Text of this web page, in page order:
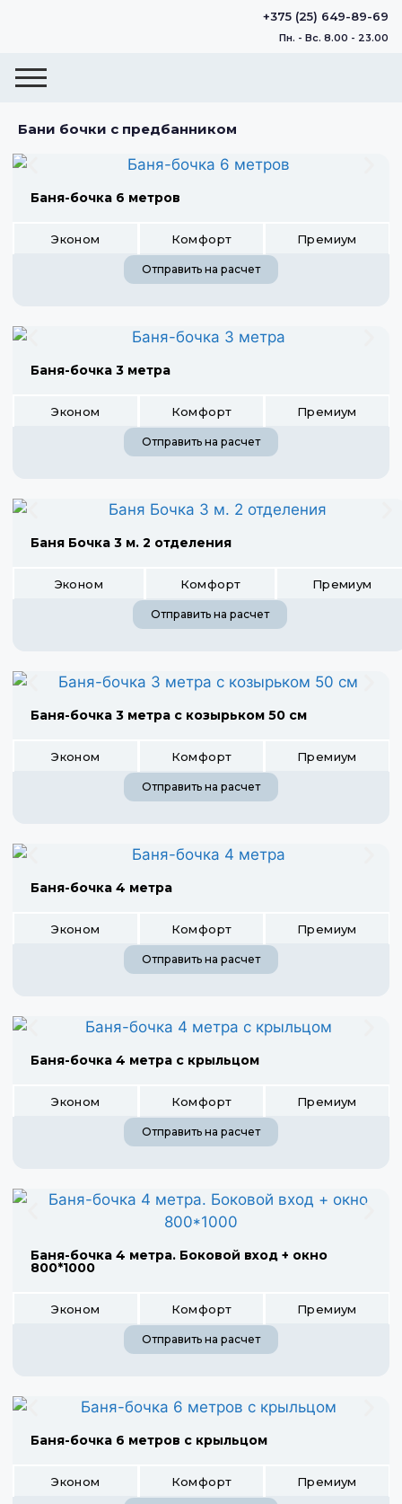
+375 (25) 649-89-69
Пн. - Вс. 8.00 - 23.00
Бани бочки с предбанником
Баня-бочка 6 метров
Эконом Комфорт Премиум
Отправить на расчет
Баня-бочка 3 метра
Эконом Комфорт Премиум
Отправить на расчет
Баня Бочка 3 м. 2 отделения
Эконом Комфорт Премиум
Отправить на расчет
Баня-бочка 3 метра с козырьком 50 см
Эконом Комфорт Премиум
Отправить на расчет
Баня-бочка 4 метра
Эконом Комфорт Премиум
Отправить на расчет
Баня-бочка 4 метра с крыльцом
Эконом Комфорт Премиум
Отправить на расчет
Баня-бочка 4 метра. Боковой вход + окно
800*1000
Эконом Комфорт Премиум
Отправить на расчет
Баня-бочка 6 метров с крыльцом
Эконом Комфорт Премиум